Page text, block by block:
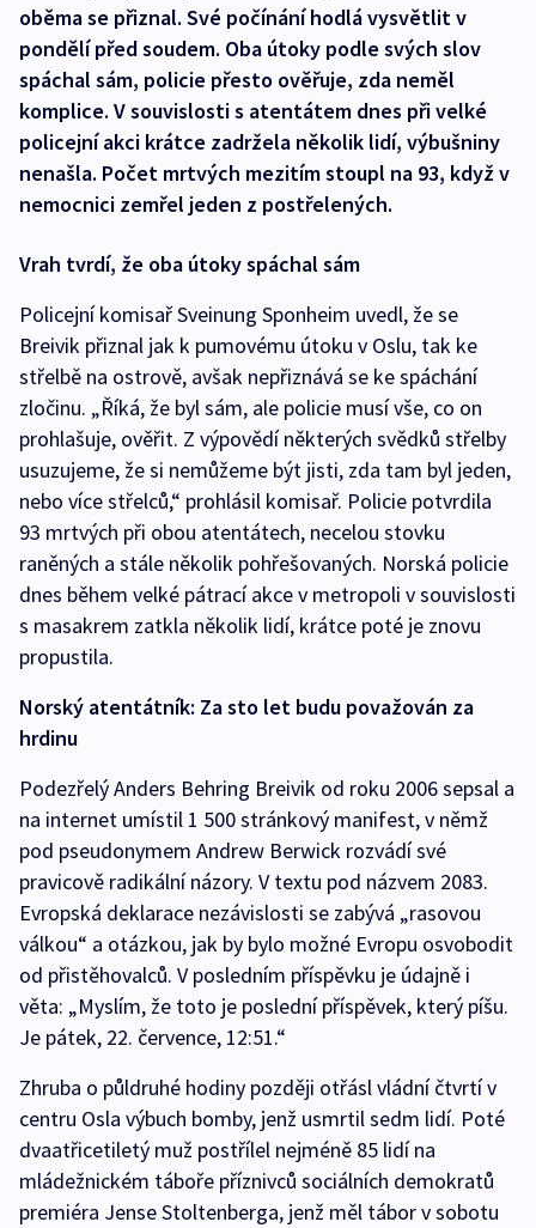
oběma se přiznal. Své počínání hodlá vysvětlit v
pondělí před soudem. Oba útoky podle svých slov
spáchal sám, policie přesto ověřuje, zda neměl
komplice. V souvislosti s atentátem dnes při velké
policejní akci krátce zadržela několik lidí, výbušniny
nenašla. Počet mrtvých mezitím stoupl na 93, když v
nemocnici zemřel jeden z postřelených.
Vrah tvrdí, že oba útoky spáchal sám
Policejní komisař Sveinung Sponheim uvedl, že se
Breivik přiznal jak k pumovému útoku v Oslu, tak ke
střelbě na ostrově, avšak nepřiznává se ke spáchání
zločinu. „Říká, že byl sám, ale policie musí vše, co on
prohlašuje, ověřit. Z výpovědí některých svědků střelby
usuzujeme, že si nemůžeme být jisti, zda tam byl jeden,
nebo více střelců,“ prohlásil komisař. Policie potvrdila
93 mrtvých při obou atentátech, necelou stovku
raněných a stále několik pohřešovaných. Norská policie
dnes během velké pátrací akce v metropoli v souvislosti
s masakrem zatkla několik lidí, krátce poté je znovu
propustila.
Norský atentátník: Za sto let budu považován za
hrdinu
Podezřelý Anders Behring Breivik od roku 2006 sepsal a
na internet umístil 1 500 stránkový manifest, v němž
pod pseudonymem Andrew Berwick rozvádí své
pravicově radikální názory. V textu pod názvem 2083.
Evropská deklarace nezávislosti se zabývá „rasovou
válkou“ a otázkou, jak by bylo možné Evropu osvobodit
od přistěhovalců. V posledním příspěvku je údajně i
věta: „Myslím, že toto je poslední příspěvek, který píšu.
Je pátek, 22. července, 12:51.“
Zhruba o půldruhé hodiny později otřásl vládní čtvrtí v
centru Osla výbuch bomby, jenž usmrtil sedm lidí. Poté
dvaatřicetiletý muž postřílel nejméně 85 lidí na
mládežnickém táboře příznivců sociálních demokratů
premiéra Jense Stoltenberga, jenž měl tábor v sobotu